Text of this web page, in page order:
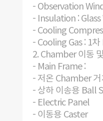
- Observation
- Insulation :
- Cooling
- Cooling Gas : 1
2. Chamber 이동
- Main Frame :
- 저온 Chamber 거
- 상하 이송용 Ball
- Electric Panel
- 이동용 Caster